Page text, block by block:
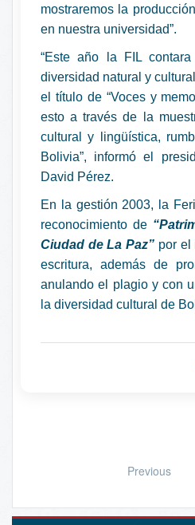
mostraremos la
en nuestra universidad”.
“Este año la FIL
diversidad natural y
el título de “Voces y
esto a través de la
cultural y lingüística,
Bolivia”, informó el
David Pérez.
En la gestión 2003, la
reconocimiento de
Ciudad de La Paz” por el
escritura, además de
anulando el plagio y con
la diversidad cultural de
Previous